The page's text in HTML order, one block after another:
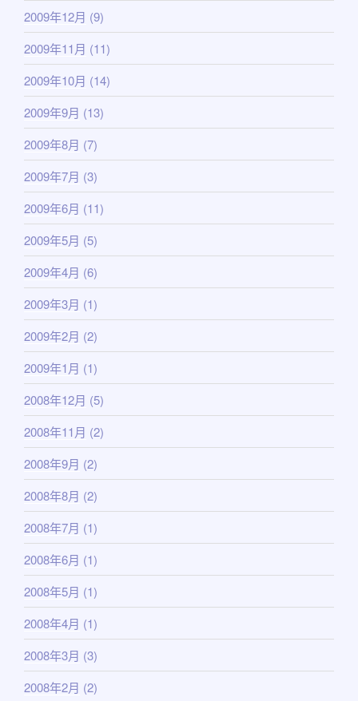
2009年12月 (9)
2009年11月 (11)
2009年10月 (14)
2009年9月 (13)
2009年8月 (7)
2009年7月 (3)
2009年6月 (11)
2009年5月 (5)
2009年4月 (6)
2009年3月 (1)
2009年2月 (2)
2009年1月 (1)
2008年12月 (5)
2008年11月 (2)
2008年9月 (2)
2008年8月 (2)
2008年7月 (1)
2008年6月 (1)
2008年5月 (1)
2008年4月 (1)
2008年3月 (3)
2008年2月 (2)